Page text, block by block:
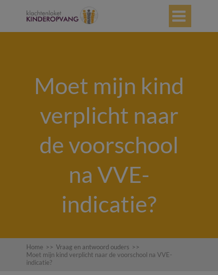

Moet mijn kind
verplicht naar
de voorschool
na VVE-
indicatie?
Home >> Vraag en antwoord ouders >>
Moet mijn kind verplicht naar de voorschool na VVE-
indicatie?